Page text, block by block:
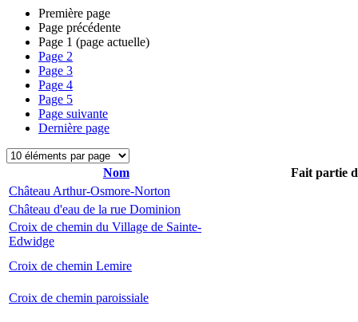
Première page
Page précédente
Page 1 (page actuelle)
Page 2
Page 3
Page 4
Page 5
Page suivante
Dernière page
Nom
Fait partie
Château Arthur-Osmore-Norton
Château d'eau de la rue Dominion
Croix de chemin du Village de Sainte-
Edwidge
Croix de chemin Lemire
Croix de chemin paroissiale